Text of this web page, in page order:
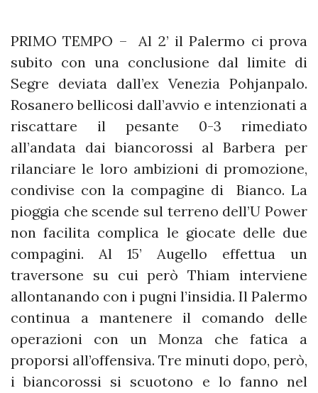
PRIMO TEMPO – Al 2’ il Palermo ci prova
subito con una conclusione dal limite di
Segre deviata dall’ex Venezia Pohjanpalo.
Rosanero bellicosi dall’avvio e intenzionati a
riscattare il pesante 0-3 rimediato
all’andata dai biancorossi al Barbera per
rilanciare le loro ambizioni di promozione,
condivise con la compagine di Bianco. La
pioggia che scende sul terreno dell’U Power
non facilita complica le giocate delle due
compagini. Al 15’ Augello effettua un
traversone su cui però Thiam interviene
allontanando con i pugni l’insidia. Il Palermo
continua a mantenere il comando delle
operazioni con un Monza che fatica a
proporsi all’offensiva. Tre minuti dopo, però,
i biancorossi si scuotono e lo fanno nel